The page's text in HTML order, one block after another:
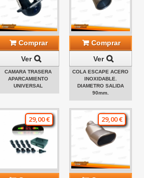
Comprar
Ver
CAMARA TRASERA
APARCAMIENTO
UNIVERSAL
Comprar
Ver
COLA ESCAPE ACERO
INOXIDABLE.
DIAMETRO SALIDA
90mm.
29,00 € 29,00 €